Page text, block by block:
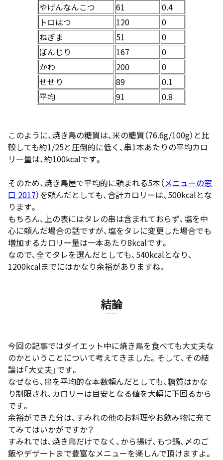
やげんなんこつ
61
0.4
トロはつ
120
0
ねぎま
51
0
ぼんじり
167
0
かわ
200
0
せせり
89
0.1
平均
91 0.8
このように、焼き鳥の糖質は、米の糖質（76.6g/100g）と比
較しても約1/25と圧倒的に低く、串1本あたりの平均カロ
リー量は、約100kcalです。
そのため、焼き鳥屋で平均的に頼まれる5本（メニューの窓
口 2017）を頼んだとしても、合計カロリーは、500kcalとな
ります。
もちろん、上の表にはタレの串は含まれておらず、塩を中
心に頼んだ場合の話ですが、塩をタレに変更した場合でも
増加するカロリー量は一本あたり8kcalです。
なので、全てタレを選んだとしても、540kcalとなり、
1200kcalまでにはかなり余裕がありますね。
結論
今回の記事ではダイエット中に焼き鳥を食べても大丈夫な
のかということについて考えてきました。そして、その結
論は「大丈夫」です。
なぜなら、串を平均的な本数頼んだとしても、糖質はかな
り制限され、カロリーは目安となる値を大幅に下回るから
です。
余裕ができた分は、すみれの他のお料理やお飲み物に充て
てみてはいかがですか？
すみれでは、焼き鳥だけでなく、から揚げ、もつ鍋、〆のご
飯やデザートまで豊富なメニューを楽しんで頂けますよ。